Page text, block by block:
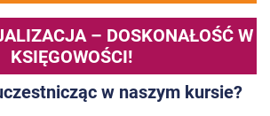
– DOSKONAŁOŚĆ W
KSIĘGOWOŚCI!
w naszym kursie?